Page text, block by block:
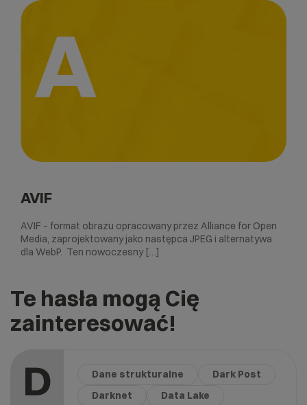
A
AVIF
AVIF – format obrazu opracowany przez Alliance for Open
Media, zaprojektowany jako następca JPEG i alternatywa
dla WebP. Ten nowoczesny […]
Te hasła mogą Cię
zainteresować!
D Dane strukturalne
Dark Post
Darknet
Data Lake